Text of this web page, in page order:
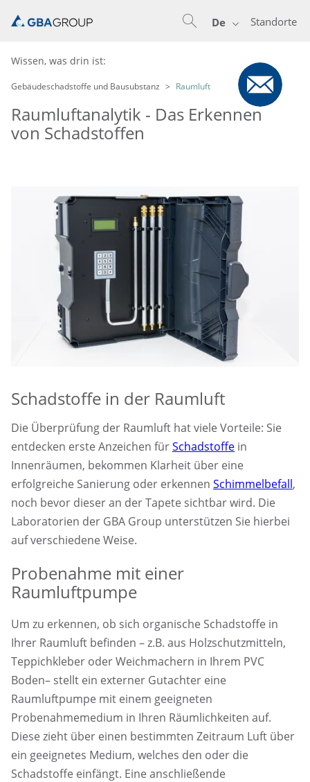
Standorte
De
Wissen, was drin ist:
Gebäudeschadstoffe und Bausubstanz Raumluft
Raumluftanalytik - Das Erkennen
von Schadstoffen
Schadstoffe in der Raumluft
Die Überprüfung der Raumluft hat viele Vorteile: Sie
entdecken erste Anzeichen fürSchadstoffe in
Innenräumen, bekommen Klarheit über eine
erfolgreiche Sanierung oder erkennen Schimmelbefall,
noch bevor dieser an der Tapete sichtbar wird. Die
Laboratorien der GBA Group unterstützen Sie hierbei
auf verschiedene Weise.
Probenahme mit einer
Raumluftpumpe
Um zu erkennen, ob sich organische Schadstoffe in
Ihrer Raumluft befinden – z.B. aus Holzschutzmitteln,
Teppichkleber oder Weichmachern in Ihrem PVC
Boden– stellt ein externer Gutachter eine
Raumluftpumpe mit einem geeigneten
Probenahmemedium in Ihren Räumlichkeiten auf.
Diese zieht über einen bestimmten Zeitraum Luft über
ein geeignetes Medium, welches den oder die
Schadstoffe einfängt. Eine anschließende